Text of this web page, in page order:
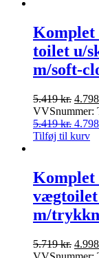
toilet u/
m/soft-
5.419kr. Den
pris
var:
4.798
VVSnummer:
5.419kr. Den
4.798
Tilføj til kurv
Komplet
vægtoilet
m/
5.719kr. Den
4.998